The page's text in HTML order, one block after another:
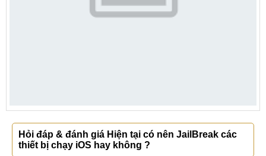
Hỏi đáp & đánh giá Hiện tại có nên JailBreak các
thiết bị chạy iOS hay không ?